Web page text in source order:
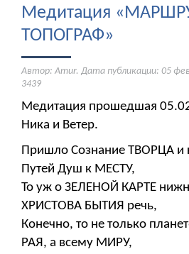
Медитация
ТОПОГРАФ»
Автор: Amur. Дата публикации: 05
3439
Медитация прошедшая
Ника и Ветер.
Пришло Сознание ТВОРЦА
Путей Душ к МЕСТУ,
То уж о ЗЕЛЕНОЙ КАРТЕ
ХРИСТОВА БЫТИЯ речь,
Конечно, то не только
РАЯ, а всему МИРУ,